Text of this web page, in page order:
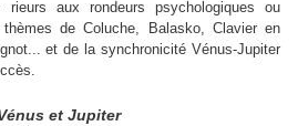
aux rondeurs psychologiques ou
de Coluche, Balasko, Clavier en
et de la synchronicité Vénus-Jupiter
et Jupiter